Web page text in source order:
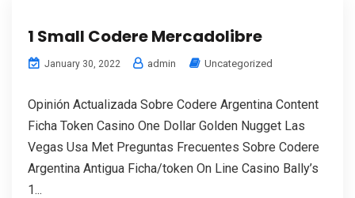
1 Small Codere Mercadolibre
January 30, 2022 admin Uncategorized
Opinión Actualizada Sobre Codere Argentina Content
Ficha Token Casino One Dollar Golden Nugget Las
Vegas Usa Met Preguntas Frecuentes Sobre Codere
Argentina Antigua Ficha/token On Line Casino Bally’s
1...